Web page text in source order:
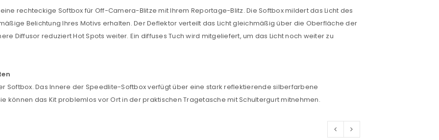
REGISTRIEREN
Ein Link zum Erstellen eines neuen Passworts wird an deine E-
rechteckige Softbox für Off-Camera-Blitze mit Ihrem Reportage-Blitz. Die Softbox mildert das Licht des
Belichtung Ihres Motivs erhalten. Der Deflektor verteilt das Licht gleichmäßig über die Oberfläche der
Diffusor reduziert Hot Spots weiter. Ein diffuses Tuch wird mitgeliefert, um das Licht noch weiter zu
Softbox. Das Innere der Speedlite-Softbox verfügt über eine stark reflektierende silberfarbene
können das Kit problemlos vor Ort in der praktischen Tragetasche mit Schultergurt mitnehmen.